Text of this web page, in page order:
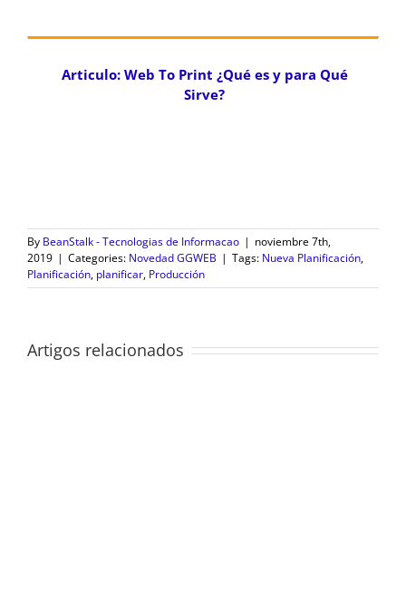
Articulo: Web To Print ¿Qué es y para Qué
Sirve?
By BeanStalk - Tecnologias de Informacao | noviembre 7th,
2019 | Categories: Novedad GGWEB | Tags: Nueva Planificación,
Planificación, planificar, Producción
Artigos relacionados